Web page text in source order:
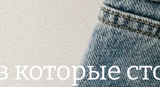
которые